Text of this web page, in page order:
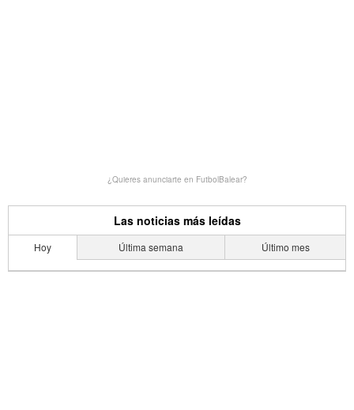
¿Quieres anunciarte en FutbolBalear?
Las noticias más leídas
Hoy Última semana Último mes